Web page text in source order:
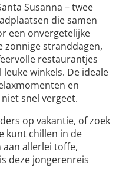
Susanna – twee
die samen
een onvergetelijke
zonnige stranddagen,
restaurantjes
winkels. De ideale
en
snel vergeet.
op vakantie, of zoek
kunt chillen in de
aan allerlei toffe,
deze jongerenreis